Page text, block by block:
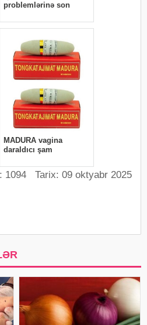
1094 Tarix: 09 oktyabr 2025